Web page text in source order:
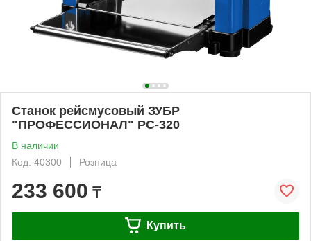
Станок рейсмусовый ЗУБР
"ПРОФЕССИОНАЛ" РС-320
В наличии
Код: 40300
Розница
233 600 ₸
Купить